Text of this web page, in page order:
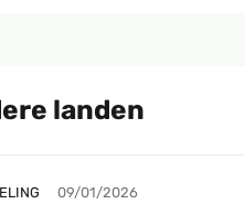
landen
09/01/2026